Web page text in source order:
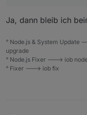
Ja, dann bleib ich
° Node.js & System Update
upgrade
° Node.js Fixer ---> iob
° Fixer ---> iob fix